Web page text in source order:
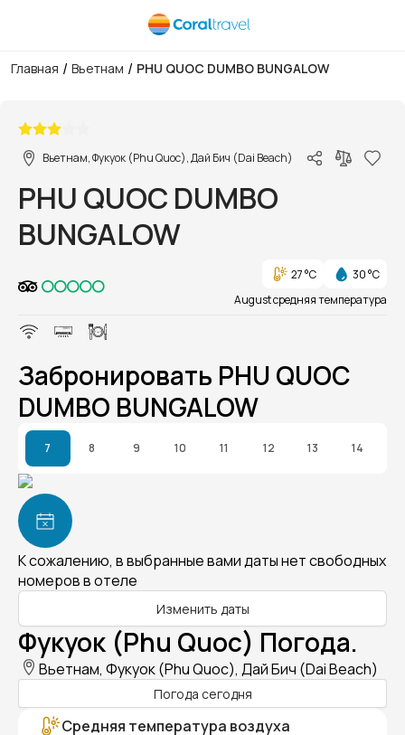
Главная / Вьетнам / PHU QUOC DUMBO BUNGALOW
Вьетнам, Фукуок (Phu Quoc), Дай Бич (Dai Beach)
PHU QUOC DUMBO
BUNGALOW
27 °C
30 °C
August средняя температура
Забронировать PHU QUOC
DUMBO BUNGALOW
7 8 9 10 11 12 13 14
К сожалению, в выбранные вами даты нет свободных
номеров в отеле
Изменить даты
Фукуок (Phu Quoc) Погода.
Вьетнам, Фукуок (Phu Quoc), Дай Бич (Dai Beach)
Погода сегодня
Средняя температура воздуха